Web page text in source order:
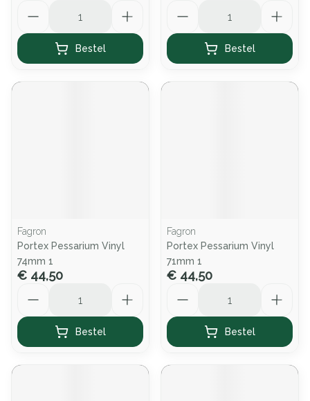
Bestel Bestel
Fagron
Portex Pessarium Vinyl
74mm 1
€ 44,50
Bestel
Fagron
Portex Pessarium Vinyl
71mm 1
€ 44,50
Bestel